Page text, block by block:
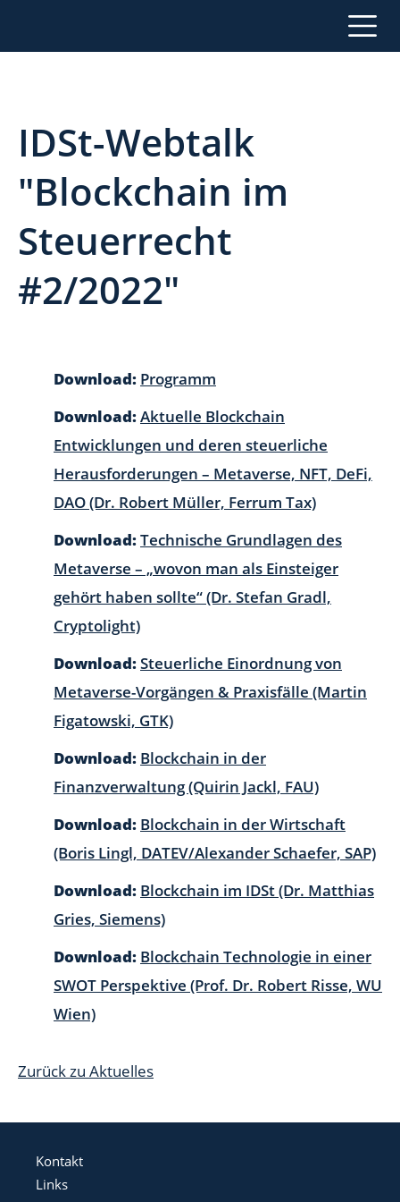
IDSt-Webtalk
"Blockchain im
Steuerrecht
#2/2022"
Download: Programm
Download:Aktuelle Blockchain
Entwicklungen und deren steuerliche
Herausforderungen – Metaverse, NFT, DeFi,
DAO (Dr. Robert Müller, Ferrum Tax)
Download:Technische Grundlagen des
Metaverse – „wovon man als Einsteiger
gehört haben sollte“ (Dr. Stefan Gradl,
Cryptolight)
Download:Steuerliche Einordnung von
Metaverse-Vorgängen & Praxisfälle (Martin
Figatowski, GTK)
Download: Blockchain in der
Finanzverwaltung (Quirin Jackl, FAU)
Download: Blockchain in der Wirtschaft
(Boris Lingl, DATEV/Alexander Schaefer, SAP)
Download: Blockchain im IDSt (Dr. Matthias
Gries, Siemens)
Download: Blockchain Technologie in einer
SWOT Perspektive (Prof. Dr. Robert Risse, WU
Wien)
Zurück zu Aktuelles
Kontakt
Links